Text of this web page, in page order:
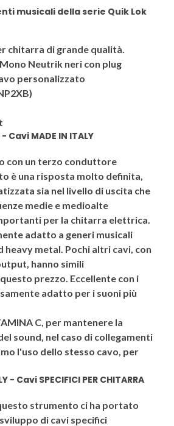
musicali della serie Quik Lok
chitarra di grande qualità.
Neutrik neri con plug
personalizzato
- Cavi MADE IN ITALY
con un terzo conduttore
è una risposta molto definita,
sia nel livello di uscita che
medie e medioalte
per la chitarra elettrica.
adatto a generi musicali
heavy metal. Pochi altri cavi, con
hanno simili
prezzo. Eccellente con i
adatto per i suoni più
C, per mantenere la
sound, nel caso di collegamenti
l'uso dello stesso cavo, per
- Cavi SPECIFICI PER CHITARRA
strumento ci ha portato
di cavi specifici